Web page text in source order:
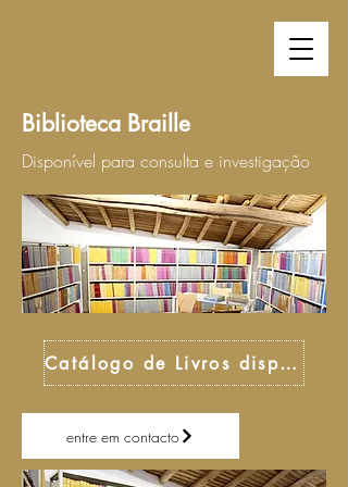
Biblioteca Braille
Disponível para consulta e investigação
Catálogo de Livros disponiveis - Literatura
entre em contacto